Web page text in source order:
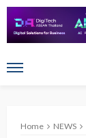
Home NEWS